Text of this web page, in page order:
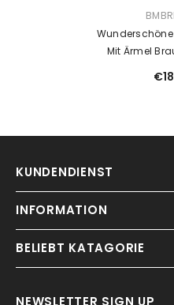
Mit Ärmel
KUNDENDIENST
INFORMATION
BELIEBT KATAGORIE